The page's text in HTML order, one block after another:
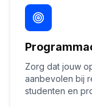
Zorg dat jouw
aanbevolen bij
studenten en